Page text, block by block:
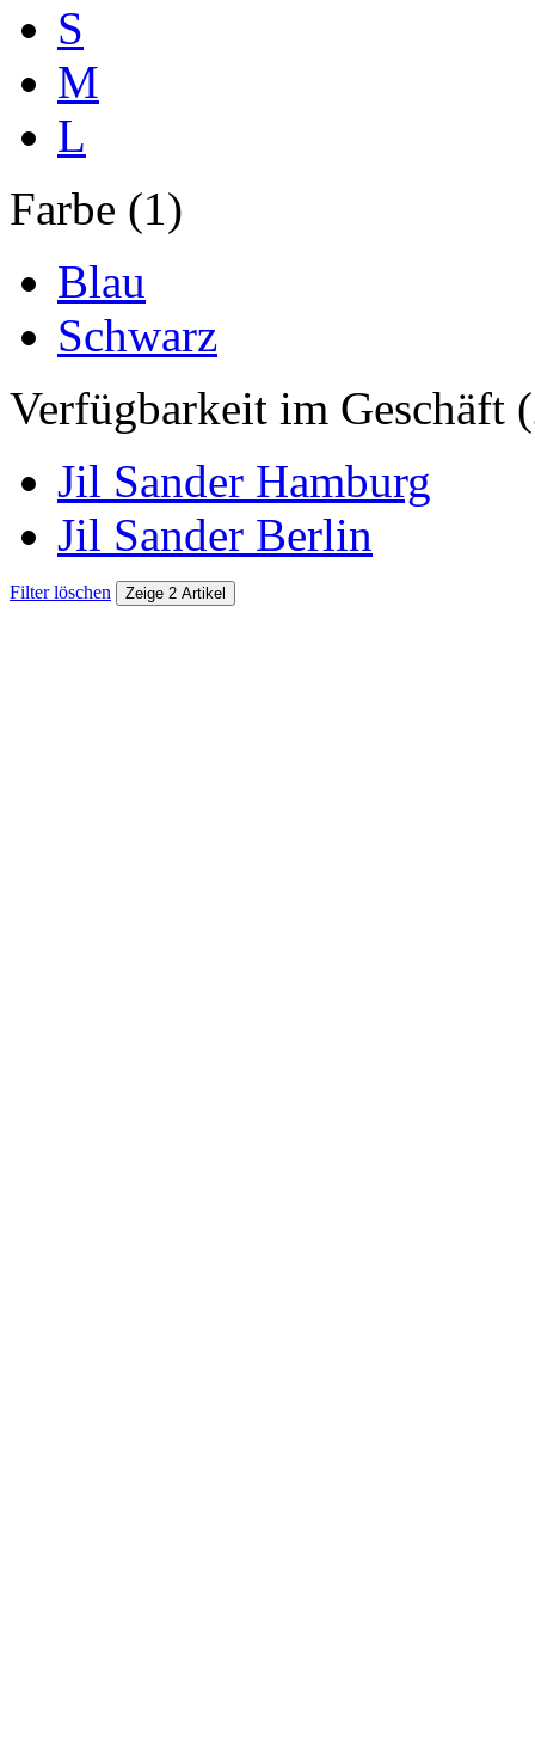
S
M
L
Farbe (1)
Blau
Schwarz
Verfügbarkeit im Geschäft
Jil Sander Hamburg
Jil Sander Berlin
Filter löschen Zeige 2 Artikel